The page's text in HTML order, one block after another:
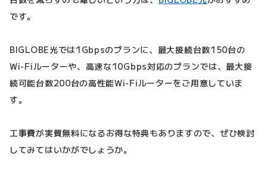
です。
BIGLOBE光では1Gbpsのプランに、最大接続台数150台の
Wi-Fiルーターや、高速な10Gbps対応のプランでは、最大接
続可能台数200台の高性能Wi-Fiルーターをご用意していま
す。
工事費が実質無料になるお得な特典もありますので、ぜひ検討
してみてはいかがでしょうか。